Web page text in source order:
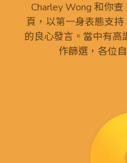
Charley Wong 和你
頁，以第一身表態支
的良心發言。當中有高
作篩選，各位